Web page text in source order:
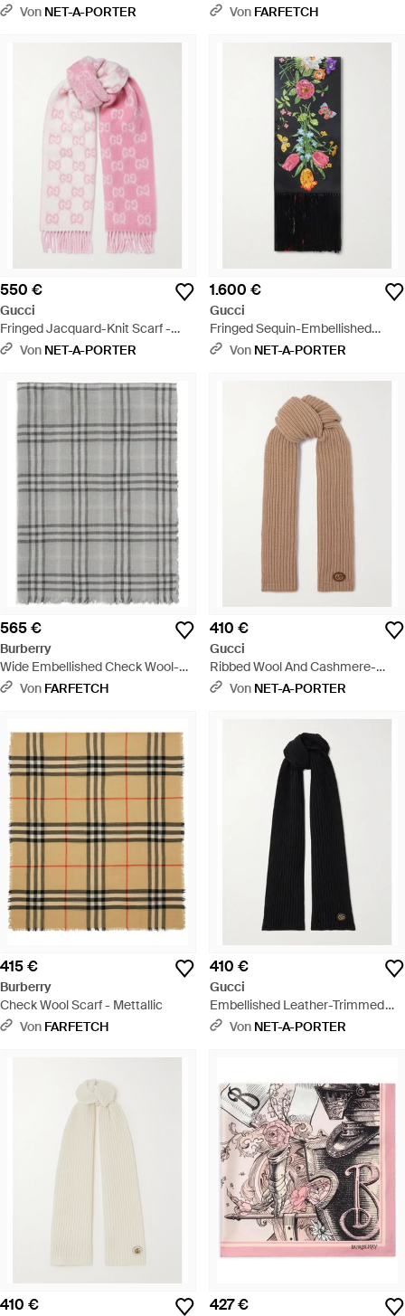
Mit Verzierung - Natur
Von NET-A-PORTER Mehrfarbig
Von FARFETCH
550 €
Gucci
Fringed Jacquard-Knit Scarf -
PinkVon NET-A-PORTER
1.600 €
Gucci
Fringed Sequin-Embellished
Floral-Print Silk-Twill Scarf -
Von NET-A-PORTER
565 €
Burberry
Wide Embellished Check Wool-
Silk-Blend Scarf - Grau
Von FARFETCH
410 €
Gucci
Ribbed Wool And Cashmere-
Blend Scarf - Natur
Von NET-A-PORTER
415 €
Burberry
Check Wool Scarf - Mettallic
Von FARFETCH
410 €
Gucci
Embellished Leather-Trimmed
Ribbed Wool And Cashmere-
Von NET-A-PORTER
410 € 427 €